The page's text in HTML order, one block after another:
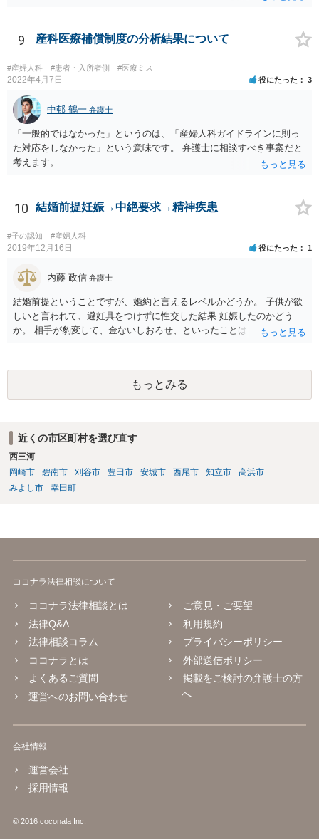
9 産科医療補償制度の分析結果について
#産婦人科 #患者・入所者側 #医療ミス
2022年4月7日 役にたった 3
中邨 鶴一 弁護士
「一般的ではなかった」というのは、「産婦人科ガイドラインに則っ
た対応をしなかった」という意味です。 弁護士に相談すべき事案だと
考えます。
10 結婚前提妊娠→中絶要求→精神疾患
#子の認知 #産婦人科
2019年12月16日 役にたった 1
内藤 政信 弁護士
結婚前提ということですが、婚約と言えるレベルかどうか。 子供が欲
しいと言われて、避妊具をつけずに性交した結果 妊娠したのかどう
か。 相手が豹変して、金ないしおろせ、といったことは、不法 行為に
よるも のかどうか、説明付きの診断書が欲しいですね。 慰謝料請求
は、可能でしょう。
もっとみる
近くの市区町村を選び直す
西三河
岡崎市
碧南市 刈谷市 豊田市 安城市 西尾市 知立市
高浜市
みよし市
幸田町
ココナラ法律相談について
ココナラ法律相談とは
法律Q&A
法律相談コラム
ココナラとは
よくあるご質問
運営へのお問い合わせ
ご意見・ご要望
利用規約
プライバシーポリシー
外部送信ポリシー
掲載をご検討の弁護士の方
へ
会社情報
運営会社
採用情報
© 2016 coconala Inc.